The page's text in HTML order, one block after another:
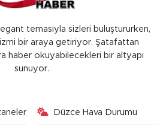
temasıyla sizleri buluştururken,
bir araya getiriyor. Şatafattan
haber okuyabilecekleri bir altyapı
sunuyor.
Düzce Hava Durumu